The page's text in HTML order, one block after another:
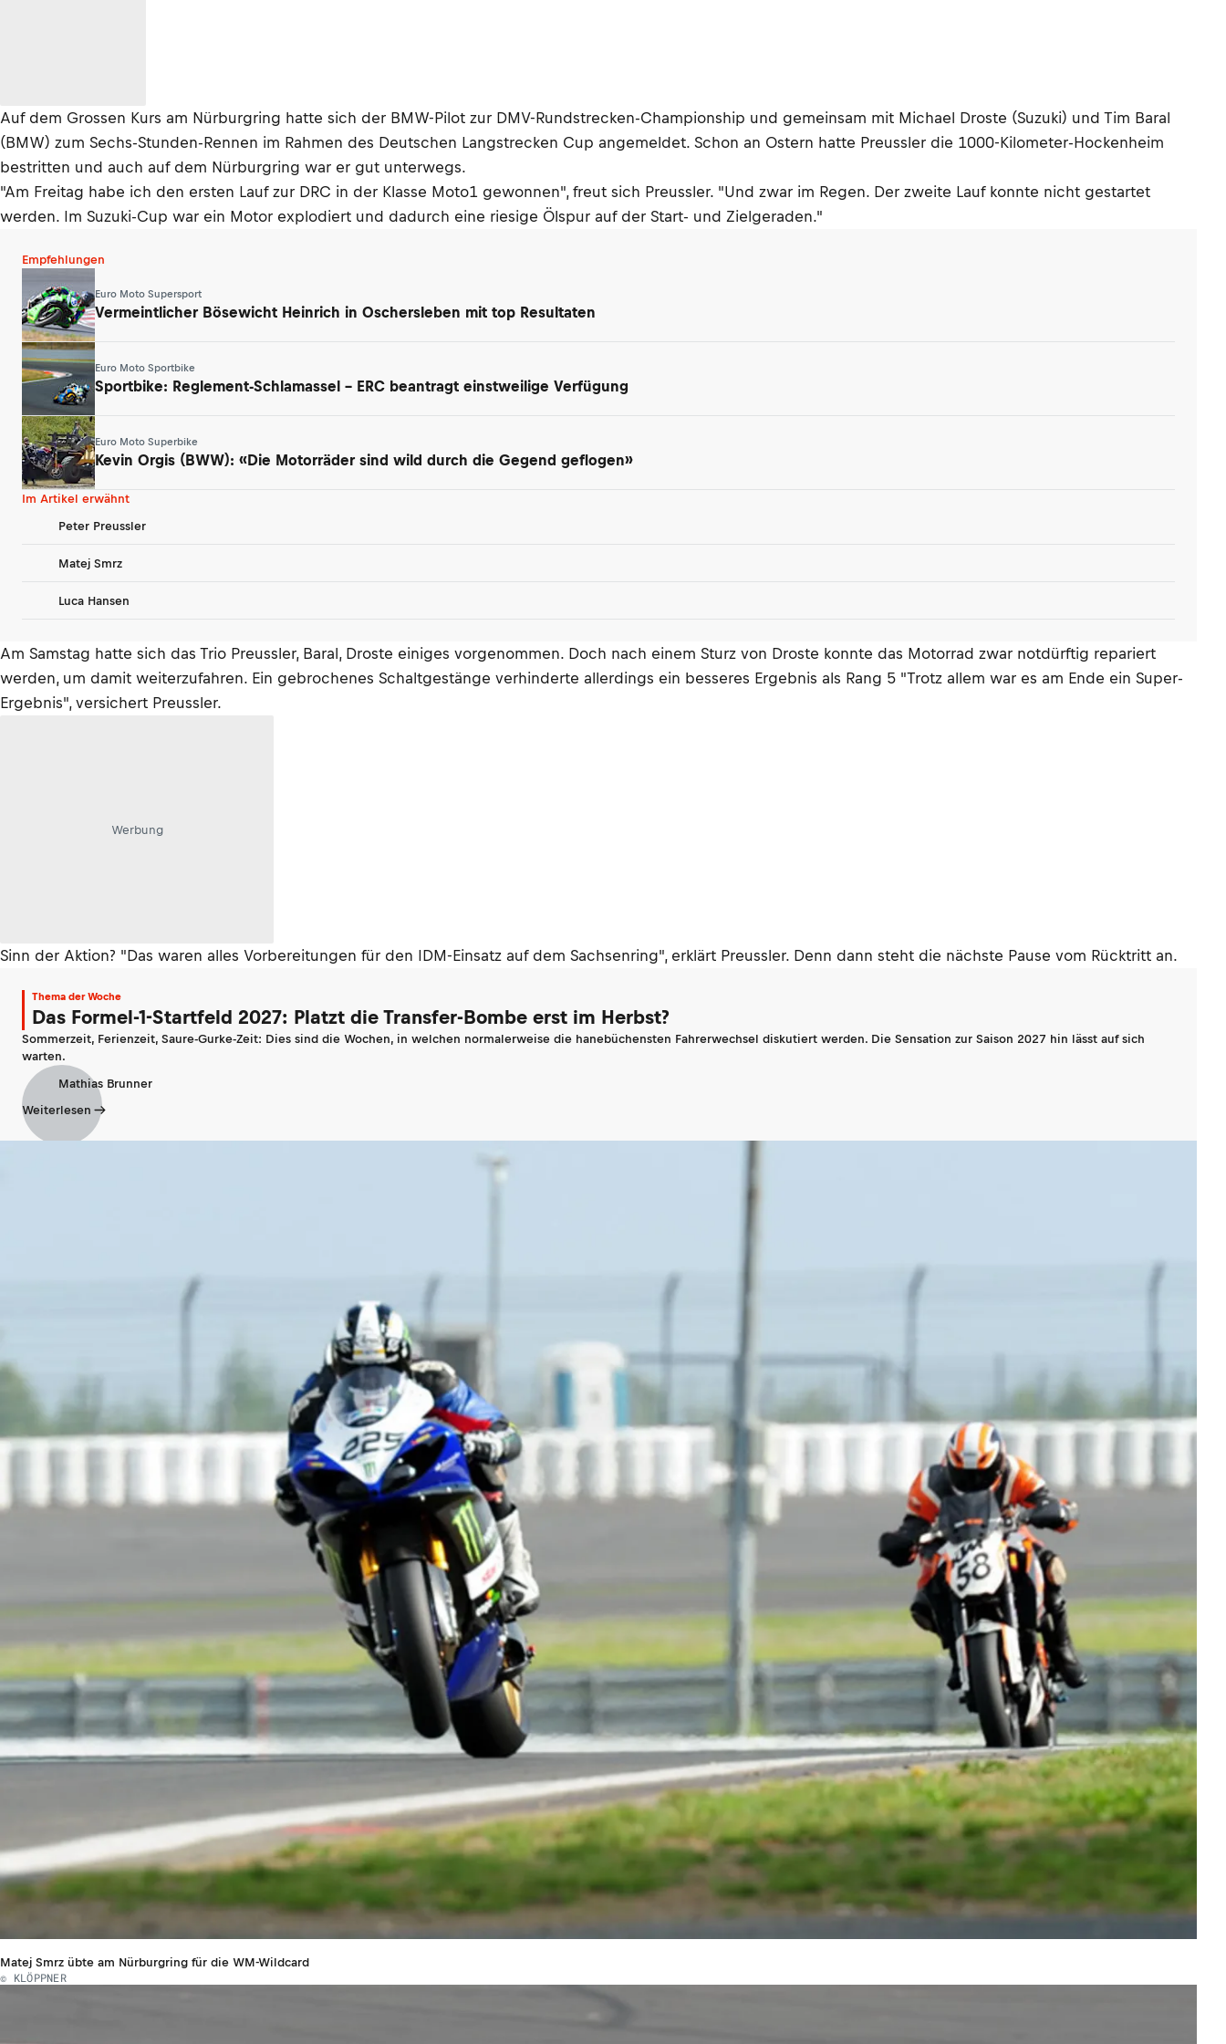
Auf dem Grossen Kurs am Nürburgring hatte sich der BMW-Pilot zur DMV-Rundstrecken-Championship und gemeinsam mit Michael Droste (Suzuki) und Tim Baral
(BMW) zum Sechs-Stunden-Rennen im Rahmen des Deutschen Langstrecken Cup angemeldet. Schon an Ostern hatte Preussler die 1000-Kilometer-Hockenheim
bestritten und auch auf dem Nürburgring war er gut unterwegs.
"Am Freitag habe ich den ersten Lauf zur DRC in der Klasse Moto1 gewonnen", freut sich Preussler. "Und zwar im Regen. Der zweite Lauf konnte nicht gestartet
werden. Im Suzuki-Cup war ein Motor explodiert und dadurch eine riesige Ölspur auf der Start- und Zielgeraden."
Empfehlungen
Euro Moto Supersport
Vermeintlicher Bösewicht Heinrich in Oschersleben mit top Resultaten
Euro Moto Sportbike
Sportbike: Reglement-Schlamassel – ERC beantragt einstweilige Verfügung
Euro Moto Superbike
Kevin Orgis (BWW): «Die Motorräder sind wild durch die Gegend geflogen»
Im Artikel erwähnt
Peter Preussler
Matej Smrz
Luca Hansen
Am Samstag hatte sich das Trio Preussler, Baral, Droste einiges vorgenommen. Doch nach einem Sturz von Droste konnte das Motorrad zwar notdürftig repariert
werden, um damit weiterzufahren. Ein gebrochenes Schaltgestänge verhinderte allerdings ein besseres Ergebnis als Rang 5 "Trotz allem war es am Ende ein Super-
Ergebnis", versichert Preussler.
Werbung
Sinn der Aktion? "Das waren alles Vorbereitungen für den IDM-Einsatz auf dem Sachsenring", erklärt Preussler. Denn dann steht die nächste Pause vom Rücktritt an.
Thema der Woche
Das Formel-1-Startfeld 2027: Platzt die Transfer-Bombe erst im Herbst?
Sommerzeit, Ferienzeit, Saure-Gurke-Zeit: Dies sind die Wochen, in welchen normalerweise die hanebüchensten Fahrerwechsel diskutiert werden. Die Sensation zur Saison 2027 hin lässt auf sich
warten.
Mathias Brunner
Weiterlesen
Matej Smrz übte am Nürburgring für die WM-Wildcard
© KLÖPPNER